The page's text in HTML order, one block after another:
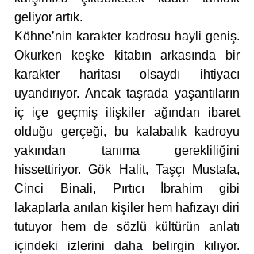
geliyor artık.
Köhne’nin karakter kadrosu hayli geniş.
Okurken keşke kitabın arkasında bir
karakter haritası olsaydı ihtiyacı
uyandırıyor. Ancak taşrada yaşantıların
iç içe geçmiş ilişkiler ağından ibaret
olduğu gerçeği, bu kalabalık kadroyu
yakından tanıma gerekliliğini
hissettiriyor. Gök Halit, Taşçı Mustafa,
Cinci Binali, Pırtıcı İbrahim gibi
lakaplarla anılan kişiler hem hafızayı diri
tutuyor hem de sözlü kültürün anlatı
içindeki izlerini daha belirgin kılıyor.